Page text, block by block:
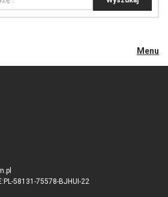
Menu
58131-75578-BJHUI-22